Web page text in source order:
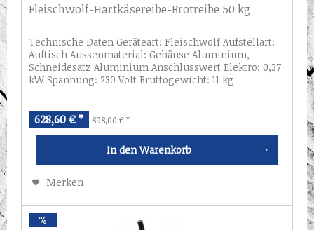
Fleischwolf-Hartkäsereibe-Brotreibe 50 kg
Technische Daten Geräteart: Fleischwolf Aufstellart:
Auftisch Aussenmaterial: Gehäuse Aluminium,
Schneidesatz Aluminium Anschlusswert Elektro: 0,37
kW Spannung: 230 Volt Bruttogewicht: 11 kg
628,60 € * 898,00 € *
In den Warenkorb
Merken